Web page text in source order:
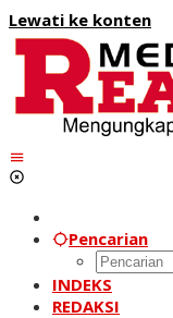
Lewati ke konten
Pencarian
INDEKS
REDAKSI